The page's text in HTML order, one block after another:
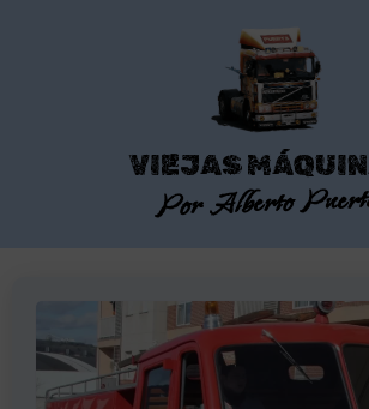
VIEJAS
Por Alberto